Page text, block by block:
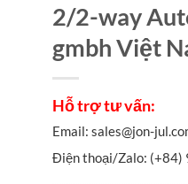
2/2-way
gmbh Việt